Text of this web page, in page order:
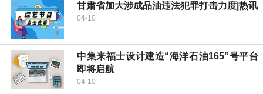
甘肃省加大涉成品油违法犯罪打击力度|热讯
04-10
中集来福士设计建造“海洋石油165”号平台
即将启航
04-10